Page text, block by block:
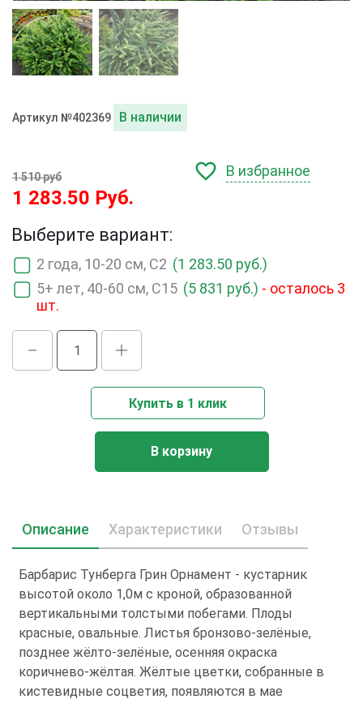
Артикул №402369 В наличии
1 510 руб
1 283.50 Руб.
В избранное
Выберите вариант:
2 года, 10-20 см, С2 (1 283.50 руб.)
5+ лет, 40-60 см, С15 (5 831 руб.) - осталось 3
шт.
Купить в 1 клик
В корзину
Описание Характеристики Отзывы
Барбарис Тунберга Грин Орнамент - кустарник
высотой около 1,0м с кроной, образованной
вертикальными толстыми побегами. Плоды
красные, овальные. Листья бронзово-зелёные,
позднее жёлто-зелёные, осенняя окраска
коричнево-жёлтая. Жёлтые цветки, собранные в
кистевидные соцветия, появляются в мае